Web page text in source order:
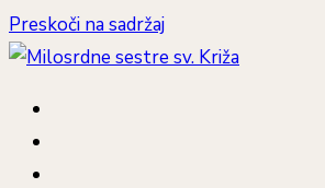
Preskoči na sadržaj